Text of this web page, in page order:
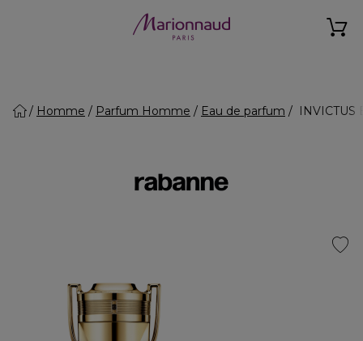
Homme Parfum Homme Eau de parfum INVICTUS